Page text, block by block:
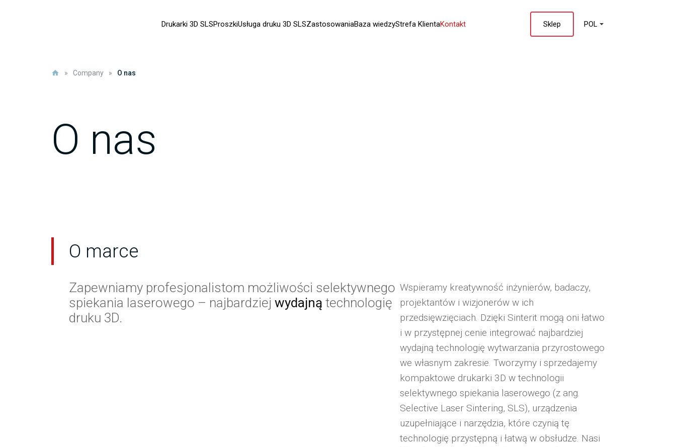
Drukarki 3D SLSProszkiUsługa druku 3D SLSZastosowaniaBaza wiedzyStrefa KlientaKontakt Sklep POL
» Company » O nas
O nas
O marce
Zapewniamy profesjonalistom możliwości selektywnego
spiekania laserowego – najbardziej wydajną technologię
druku 3D.
Wspieramy kreatywność inżynierów, badaczy,
projektantów i wizjonerów w ich
przedsięwzięciach. Dzięki Sinterit mogą oni łatwo
i w przystępnej cenie integrować najbardziej
wydajną technologię wytwarzania przyrostowego
we własnym zakresie. Tworzymy i sprzedajemy
kompaktowe drukarki 3D w technologii
selektywnego spiekania laserowego (z ang.
Selective Laser Sintering, SLS), urządzenia
uzupełniające i narzędzia, które czynią tę
technologię przystępną i łatwą w obsłudze. Nasi